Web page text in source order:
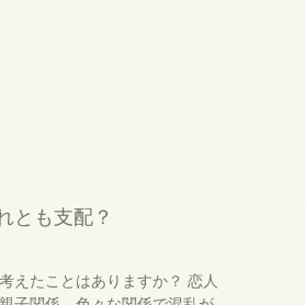
とも支配？
えたことはありますか？ 恋人